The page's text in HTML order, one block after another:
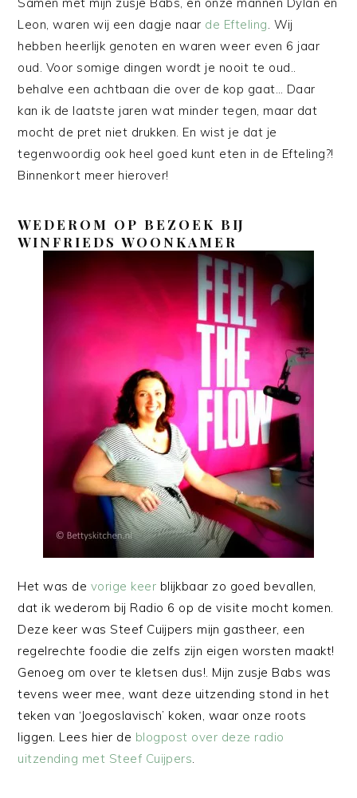
Samen met mijn zusje Babs, en onze mannen Dylan en
Leon, waren wij een dagje naar de Efteling. Wij
hebben heerlijk genoten en waren weer even 6 jaar
oud. Voor somige dingen wordt je nooit te oud..
behalve een achtbaan die over de kop gaat… Daar
kan ik de laatste jaren wat minder tegen, maar dat
mocht de pret niet drukken. En wist je dat je
tegenwoordig ook heel goed kunt eten in de Efteling?!
Binnenkort meer hierover!
WEDEROM OP BEZOEK BIJ
WINFRIEDS WOONKAMER
Het was de vorige keer blijkbaar zo goed bevallen,
dat ik wederom bij Radio 6 op de visite mocht komen.
Deze keer was Steef Cuijpers mijn gastheer, een
regelrechte foodie die zelfs zijn eigen worsten maakt!
Genoeg om over te kletsen dus!. Mijn zusje Babs was
tevens weer mee, want deze uitzending stond in het
teken van ‘Joegoslavisch’ koken, waar onze roots
liggen. Lees hier de blogpost over deze radio
uitzending met Steef Cuijpers.